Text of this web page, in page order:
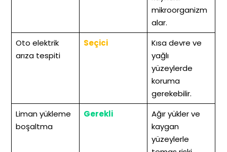
mikroorganizm
alar.
Oto elektrik
arıza tespiti
Seçici
Kısa devre ve
yağlı
yüzeylerde
koruma
gerekebilir.
Liman yükleme
boşaltma
Gerekli
Ağır yükler ve
kaygan
yüzeylerle